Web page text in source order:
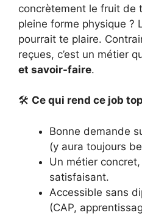
concrètement le fruit de
pleine forme physique ?
pourrait te plaire.
reçues, c’est un métier
et savoir-faire.
🛠 Ce qui rend ce job
Bonne demande
(y aura toujours
Un métier
satisfaisant.
Accessible sans
(CAP,